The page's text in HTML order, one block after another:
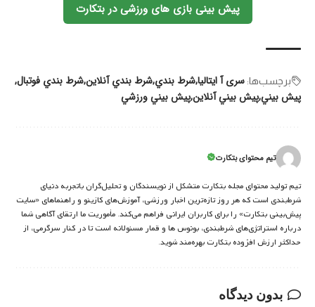
پیش بینی بازی های ورزشی در بتکارت
برچسب‌‌ها: سری آ ایتالیاشرط بنديشرط بندي آنلاينشرط بندي فوتبال
پيش بينيپيش بيني آنلاينپيش بيني ورزشي
تیم محتوای بتکارت
تیم تولید محتوای مجله بتکارت متشکل از نویسندگان و تحلیل‌گران باتجربه دنیای
شرط‌بندی است که هر روز تازه‌ترین اخبار ورزشی، آموزش‌های کازینو و راهنماهای «سایت
پیش‌بینی بتکارت» را برای کاربران ایرانی فراهم می‌کند. مأموریت ما ارتقای آگاهی شما
درباره استراتژی‌های شرطبندی، بونوس ها و قمار مسئولانه است تا در کنار سرگرمی، از
حداکثر ارزش افزوده بتکارت بهره‌مند شوید.
بدون دیدگاه